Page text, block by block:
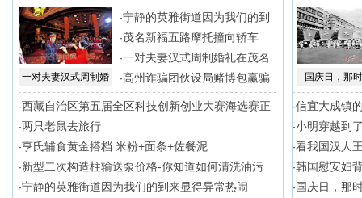
一对夫妻汉式周制婚
·宁静的英雅街道因为我们的到
·茂名新福五路摩托撞向轿车
·一对夫妻汉式周制婚礼在茂名
·高州诈骗团伙设局赌博包赢骗
·西藏自治区第五届全区科技创新创业大赛海选赛正
·两只老鼠去旅行
·亨氏辅食黄金搭档 米粉+面条+佐餐泥
·新型二次构造柱输送泵价格-你知道如何清洗油污
·宁静的英雅街道因为我们的到来显得异常热闹
国庆日，那
·信宜大成镇
·小明穿越到
·看我国汉人
·韩国慰安妇
· 国庆日，那